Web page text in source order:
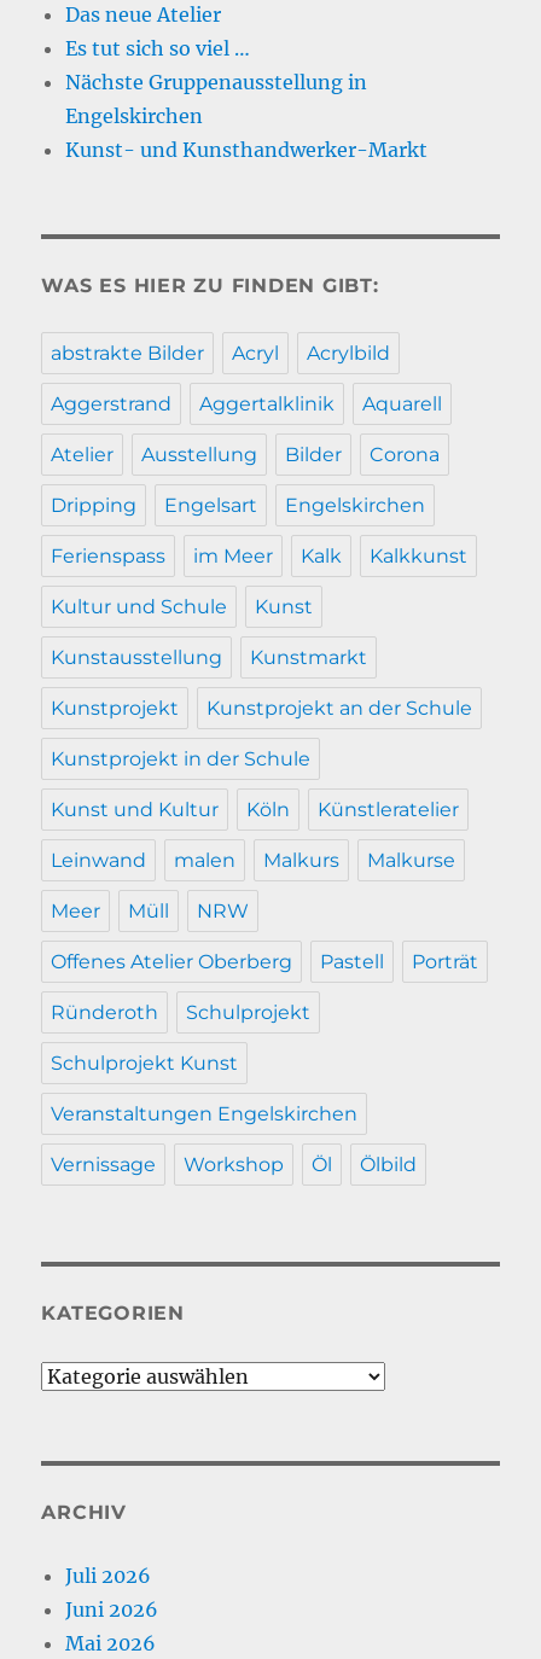
Das neue Atelier
Es tut sich so viel …
Nächste Gruppenausstellung in
Engelskirchen
Kunst- und Kunsthandwerker-Markt
WAS ES HIER ZU FINDEN GIBT:
abstrakte Bilder Acryl Acrylbild
Aggerstrand Aggertalklinik Aquarell
Atelier Ausstellung Bilder Corona
Dripping Engelsart Engelskirchen
Ferienspass im Meer Kalk Kalkkunst
Kultur und Schule Kunst
Kunstausstellung Kunstmarkt
Kunstprojekt Kunstprojekt an der Schule
Kunstprojekt in der Schule
Kunst und Kultur Köln Künstleratelier
Leinwand malen Malkurs Malkurse
Meer Müll NRW
Offenes Atelier Oberberg Pastell Porträt
Ründeroth Schulprojekt
Schulprojekt Kunst
Veranstaltungen Engelskirchen
Vernissage Workshop Öl Ölbild
KATEGORIEN
Kategorien
ARCHIV
Juli 2026
Juni 2026
Mai 2026